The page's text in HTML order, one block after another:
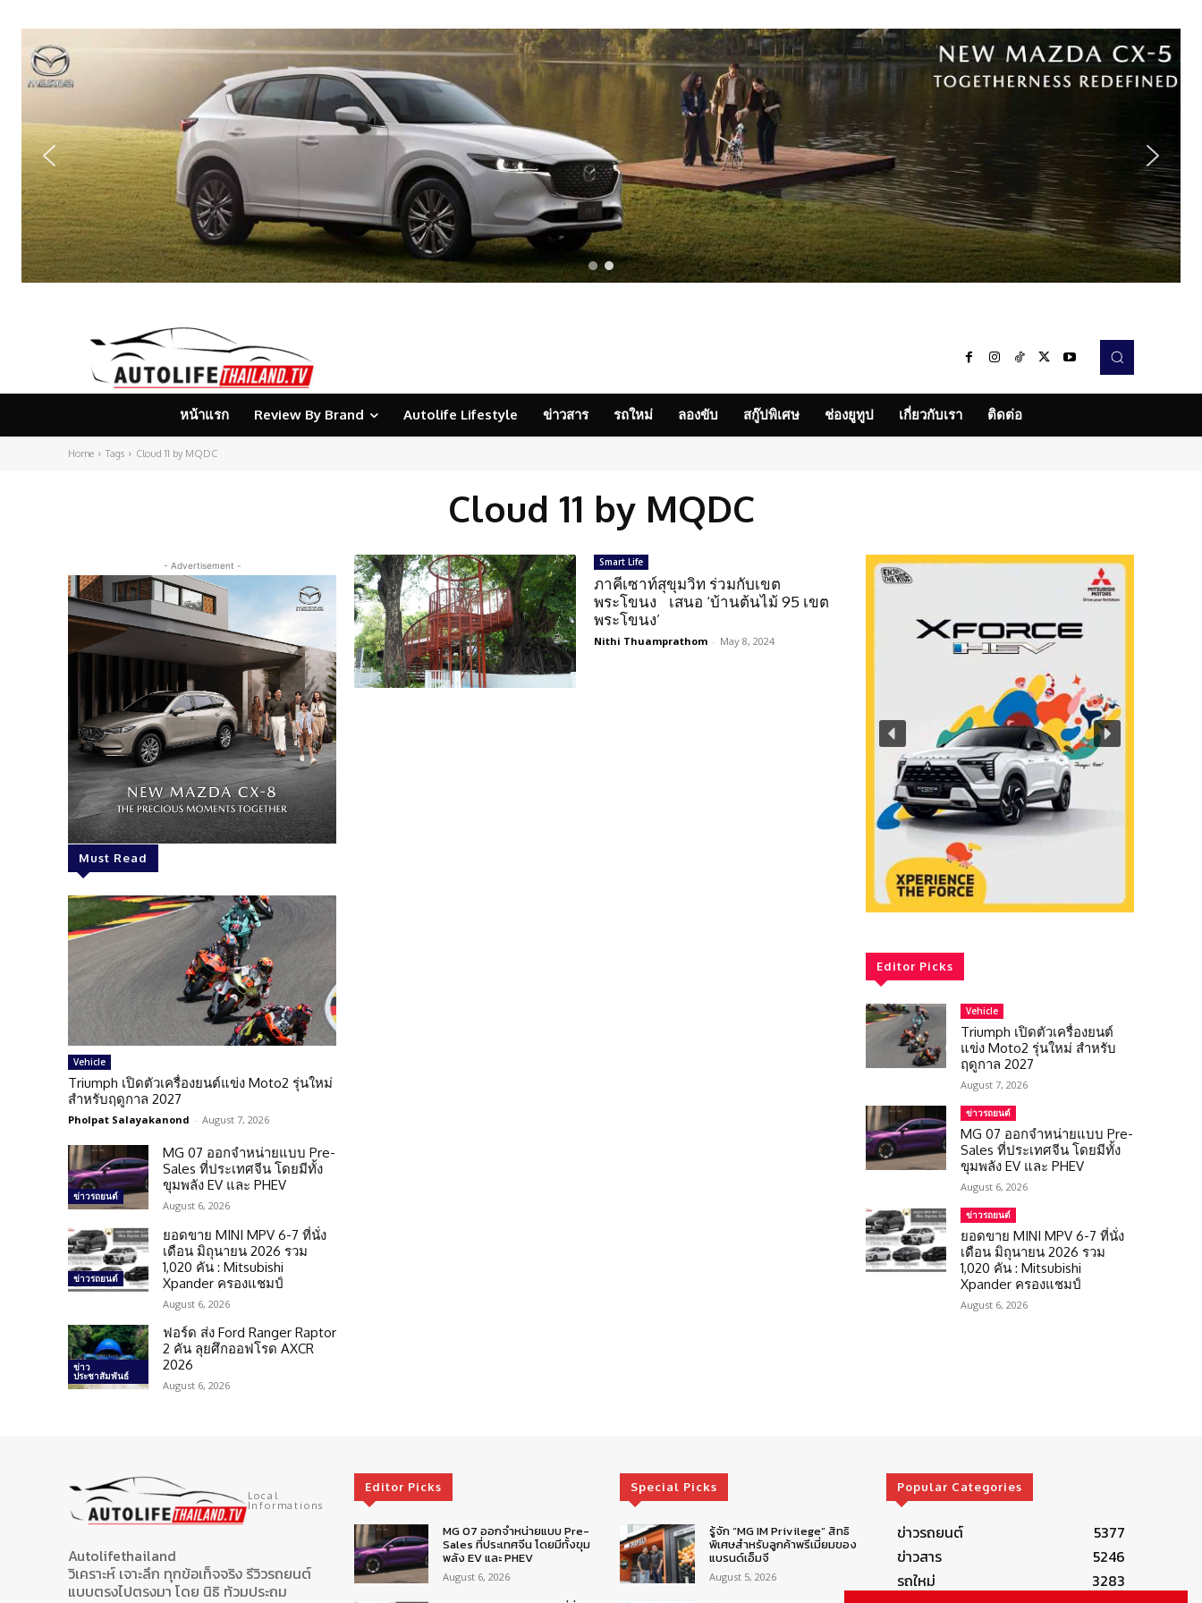
หน้าแรก Review By Brand Autolife Lifestyle ข่าวสาร รถใหม่ ลองขับ สกู๊ปพิเศษ ช่องยูทูป เกี่ยวกับเรา ติดต่อ
Home Tags Cloud 11 by MQDC
Cloud 11 by MQDC
- Advertisement -
Must Read
Vehicle
Triumph เปิดตัวเครื่องยนต์แข่ง Moto2 รุ่นใหม่
สำหรับฤดูกาล 2027
Pholpat Salayakanond - August 7, 2026
ข่าวรถยนต์
MG 07 ออกจำหน่ายแบบ Pre-
Sales ที่ประเทศจีน โดยมีทั้ง
ขุมพลัง EV และ PHEV
August 6, 2026
ข่าวรถยนต์
ยอดขาย MINI MPV 6-7 ที่นั่ง
เดือน มิถุนายน 2026 รวม
1,020 คัน : Mitsubishi
Xpander ครองแชมป์
August 6, 2026
ข่าว
ประชาสัมพันธ์
ฟอร์ด ส่ง Ford Ranger Raptor
2 คัน ลุยศึกออฟโรด AXCR
2026
August 6, 2026
Smart Life
ภาคีเซาท์สุขุมวิท ร่วมกับเขต
พระโขนง เสนอ ‘บ้านต้นไม้ 95 เขต
พระโขนง’
Nithi Thuamprathom - May 8, 2024
Editor Picks
Vehicle
Triumph เปิดตัวเครื่องยนต์
แข่ง Moto2 รุ่นใหม่ สำหรับ
ฤดูกาล 2027
August 7, 2026
ข่าวรถยนต์
MG 07 ออกจำหน่ายแบบ Pre-
Sales ที่ประเทศจีน โดยมีทั้ง
ขุมพลัง EV และ PHEV
August 6, 2026
ข่าวรถยนต์
ยอดขาย MINI MPV 6-7 ที่นั่ง
เดือน มิถุนายน 2026 รวม
1,020 คัน : Mitsubishi
Xpander ครองแชมป์
August 6, 2026
Local
Informations
Autolifethailand
วิเคราะห์ เจาะลึก ทุกข้อเท็จจริง รีวิวรถยนต์
แบบตรงไปตรงมา โดย นิธิ ท้วมประถม
Editor Picks
MG 07 ออกจำหน่ายแบบ Pre-
Sales ที่ประเทศจีน โดยมีทั้งขุม
พลัง EV และ PHEV
August 6, 2026
Special Picks
รู้จัก “MG IM Privilege” สิทธิ
พิเศษสำหรับลูกค้าพรีเมี่ยมของ
แบรนด์เอ็มจี
August 5, 2026
Popular Categories
ข่าวรถยนต์
5377
ข่าวสาร
5246
รถใหม่
3283